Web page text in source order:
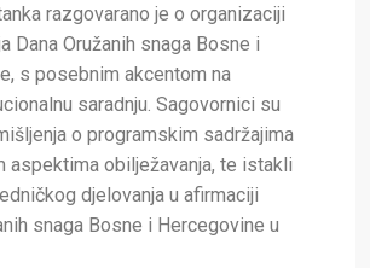
razgovarano je o organizaciji
Dana Oružanih snaga Bosne i
s posebnim akcentom na
saradnju. Sagovornici su
o programskim sadržajima
aspektima obilježavanja, te istakli
djelovanja u afirmaciji
snaga Bosne i Hercegovine u